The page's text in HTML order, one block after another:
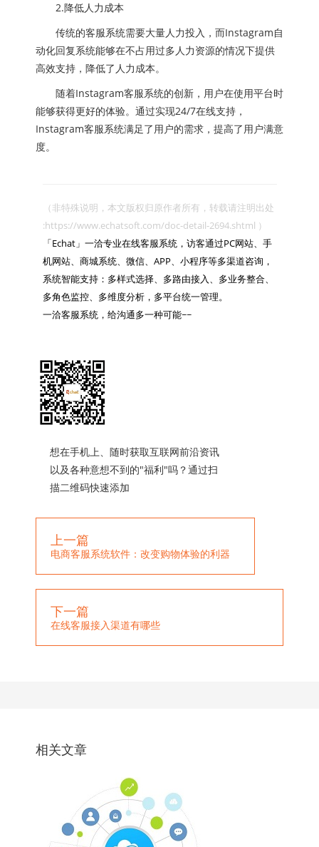
2.降低人力成本
传统的客服系统需要大量人力投入，而Instagram自
动化回复系统能够在不占用过多人力资源的情况下提供
高效支持，降低了人力成本。
随着Instagram客服系统的创新，用户在使用平台时
能够获得更好的体验。通过实现24/7在线支持，
Instagram客服系统满足了用户的需求，提高了用户满意
度。
（非特殊说明，本文版权归原作者所有，转载请注明出处
:https://www.echatsoft.com/doc-detail-2694.shtml ）
「Echat」一洽专业在线客服系统，访客通过PC网站、手
机网站、商城系统、微信、APP、小程序等多渠道咨询，
系统智能支持：多样式选择、多路由接入、多业务整合、
多角色监控、多维度分析，多平台统一管理。
一洽客服系统，给沟通多一种可能~~
想在手机上、随时获取互联网前沿资讯
以及各种意想不到的"福利"吗？通过扫
描二维码快速添加
上一篇
电商客服系统软件：改变购物体验的利器
下一篇
在线客服接入渠道有哪些
相关文章